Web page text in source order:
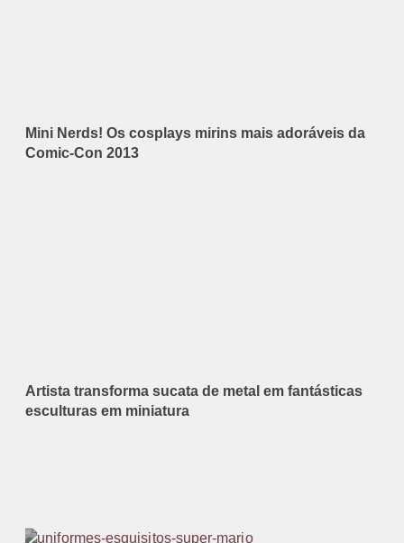
Mini Nerds! Os cosplays mirins mais adoráveis da
Comic-Con 2013
Artista transforma sucata de metal em fantásticas
esculturas em miniatura